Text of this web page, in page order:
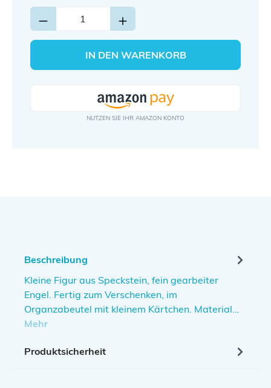
IN DEN WARENKORB
Beschreibung
Kleine Figur aus Speckstein, fein gearbeiter
Engel. Fertig zum Verschenken, im
Organzabeutel mit kleinem Kärtchen. Material…
Mehr
Produktsicherheit